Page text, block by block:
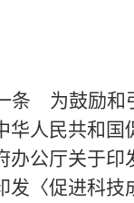
条 为鼓励和
华人民共和国
办公厅关于印
发〈促进科技